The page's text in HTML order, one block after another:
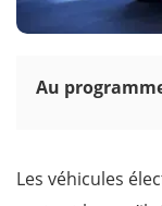
Au
Les véhicules